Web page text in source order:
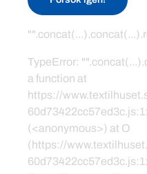
TypeError:
a function at
https://
(<anonymous>) at O
(https://